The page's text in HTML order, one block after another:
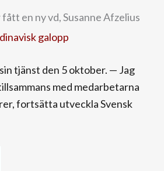
en ny vd, Susanne Afzelius
galopp
tjänst den 5 oktober. — Jag
med medarbetarna
fortsätta utveckla Svensk